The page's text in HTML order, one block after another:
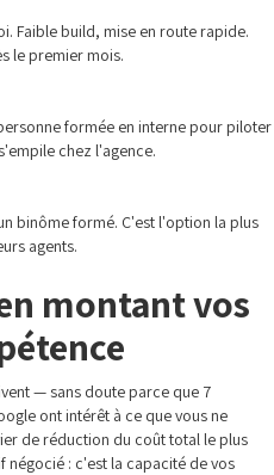
Faible build, mise en route rapide.
le premier mois.
formée en interne pour piloter
chez l'agence.
binôme formé. C'est l'option la plus
agents.
montant vos
— sans doute parce que 7
ont intérêt à ce que vous ne
de réduction du coût total le plus
négocié : c'est la capacité de vos